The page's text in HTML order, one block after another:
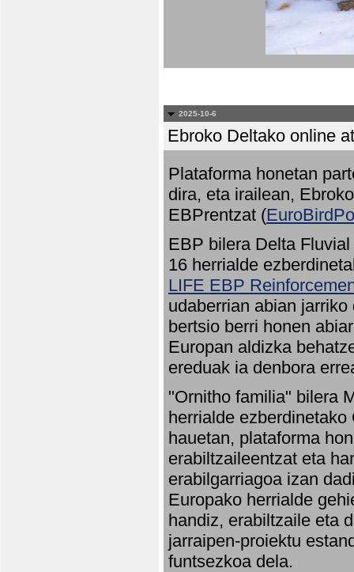
2025-10-6
Ebroko Deltako online
Plataforma honetan
dira, eta irailean,
EBPrentzat (
EBP bilera Delta
16 herrialde
LIFE EBP
udaberrian abian
bertsio berri honen
Europan aldizka
ereduak ia denbora
"Ornitho familia" bilera
herrialde
hauetan, plataforma
erabiltzaileentzat eta
erabilgarriagoa izan
Europako herrialde
handiz, erabiltzaile eta
jarraipen-proiektu
funtsezkoa dela.